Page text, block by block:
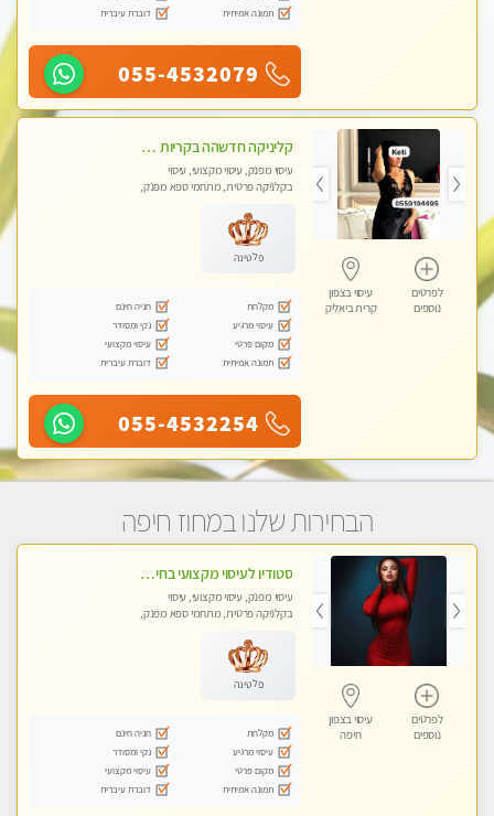
תמונה אמיתית
דוברת עיברית
055-4532079
לפרטים
נוספים
עיסוי בצפון
קרית ביאליק
קליניקה חדשהה בקריות מעסה איכותית מפנקת ומקצועית מאוד+נשים +זוגות
עיסוי מפנק, עיסוי מקצועי, עיסוי
בקלניקה פרטית, מתחמי ספא מפנק,
לנשים בלבד
פלטינה
מקלחת
חניה חינם
עיסוי מרגיע
נקי ומסודר
מקום פרטי
עיסוי מקצועי
תמונה אמיתית
דוברת עיברית
055-4532254
הבחירות שלנו במחוז חיפה
לפרטים
נוספים
עיסוי בצפון
חיפה
סטודיו לעיסוי מקצועי בחיפה, מרכז הכרמל, מפואר, נקי ויוקרתי. במקום מבחר מעסות מנוסות לכל סוגי העיסויים.
עיסוי מפנק, עיסוי מקצועי, עיסוי
בקלניקה פרטית, מתחמי ספא מפנק,
פלטינה
מקלחת
חניה חינם
עיסוי מרגיע
נקי ומסודר
מקום פרטי
עיסוי מקצועי
תמונה אמיתית
דוברת עיברית